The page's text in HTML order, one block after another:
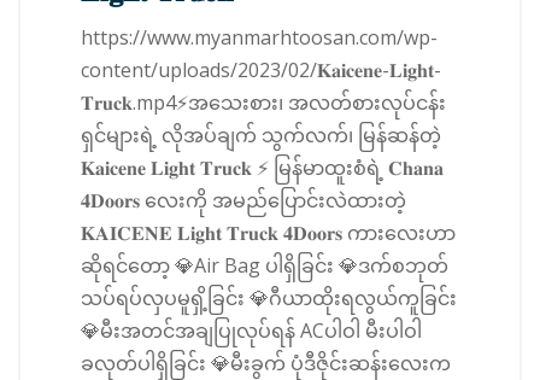
https://www.myanmarhtoosan.com/wp-
content/uploads/2023/02/𝐊𝐚𝐢𝐜𝐞𝐧𝐞-𝐋𝐢𝐠𝐡𝐭-
𝐓𝐫𝐮𝐜𝐤.mp4⚡️အသေးစား၊ အလတ်စားလုပ်ငန်း
ရှင်များရဲ့ လိုအပ်ချက် သွက်လက်၊ မြန်ဆန်တဲ့
𝐊𝐚𝐢𝐜𝐞𝐧𝐞 𝐋𝐢𝐠𝐡𝐭 𝐓𝐫𝐮𝐜𝐤 ⚡️ မြန်မာထူးစံရဲ့ 𝐂𝐡𝐚𝐧𝐚
𝟒𝐃𝐨𝐨𝐫𝐬 လေးကို အမည်ပြောင်းလဲထားတဲ့
𝐊𝐀𝐈𝐂𝐄𝐍𝐄 𝐋𝐢𝐠𝐡𝐭 𝐓𝐫𝐮𝐜𝐤 𝟒𝐃𝐨𝐨𝐫𝐬 ကားလေးဟာ
ဆိုရင်တော့ 💎Air Bag ပါရှိခြင်း 💎ဒက်စဘုတ်
သပ်ရပ်လှပမူရှိ့ခြင်း 💎ဂီယာထိုးရလွယ်ကူခြင်း
💎မီးအတင်အချပြုလုပ်ရန် ACပါဝါ မီးပါဝါ
ခလုတ်ပါရှိခြင်း 💎မီးခွက် ပုံဒီဇိုင်းဆန်းလေးက